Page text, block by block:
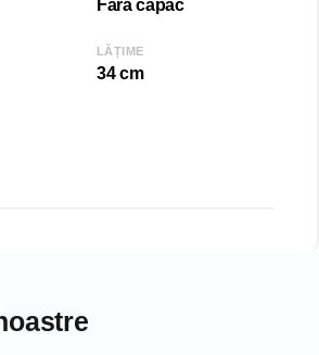
Fără capac
LĂȚIME
34 cm